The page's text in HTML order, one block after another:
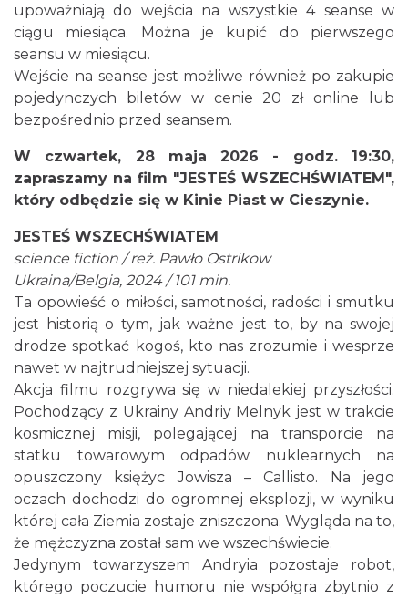
Cieszyn
0.07 km
Cieszyn
0.07 km
Cieszyn
2026-08-09
0.09 km
upoważniają do wejścia na wszystkie 4 seanse w
ciągu miesiąca. Można je kupić do pierwszego
seansu w miesiącu.
Wejście na seanse jest możliwe również po zakupie
pojedynczych biletów w cenie 20 zł online lub
bezpośrednio przed seansem.
W czwartek, 28 maja 2026 - godz. 19:30,
zapraszamy na film "JESTEŚ WSZECHŚWIATEM",
który odbędzie się w Kinie Piast w Cieszynie.
JESTEŚ WSZECHŚWIATEM
science fiction / reż. Pawło Ostrikow
Ukraina/Belgia, 2024 / 101 min.
Ta opowieść o miłości, samotności, radości i smutku
jest historią o tym, jak ważne jest to, by na swojej
drodze spotkać kogoś, kto nas zrozumie i wesprze
nawet w najtrudniejszej sytuacji.
Akcja filmu rozgrywa się w niedalekiej przyszłości.
Pochodzący z Ukrainy Andriy Melnyk jest w trakcie
kosmicznej misji, polegającej na transporcie na
statku towarowym odpadów nuklearnych na
opuszczony księżyc Jowisza – Callisto. Na jego
oczach dochodzi do ogromnej eksplozji, w wyniku
której cała Ziemia zostaje zniszczona. Wygląda na to,
że mężczyzna został sam we wszechświecie.
Jedynym towarzyszem Andryia pozostaje robot,
którego poczucie humoru nie współgra zbytnio z